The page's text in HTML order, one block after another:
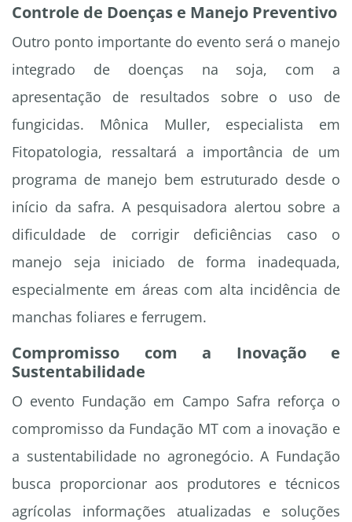
Controle de Doenças e Manejo Preventivo
Outro ponto importante do evento será o manejo
integrado de doenças na soja, com a
apresentação de resultados sobre o uso de
fungicidas. Mônica Muller, especialista em
Fitopatologia, ressaltará a importância de um
programa de manejo bem estruturado desde o
início da safra. A pesquisadora alertou sobre a
dificuldade de corrigir deficiências caso o
manejo seja iniciado de forma inadequada,
especialmente em áreas com alta incidência de
manchas foliares e ferrugem.
Compromisso com a Inovação e
Sustentabilidade
O evento Fundação em Campo Safra reforça o
compromisso da Fundação MT com a inovação e
a sustentabilidade no agronegócio. A Fundação
busca proporcionar aos produtores e técnicos
agrícolas informações atualizadas e soluções